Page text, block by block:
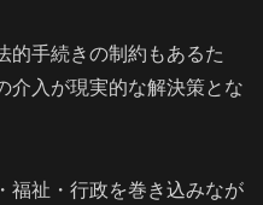
的手続きの制約もあるた
介入が現実的な解決策とな
福祉・行政を巻き込みなが